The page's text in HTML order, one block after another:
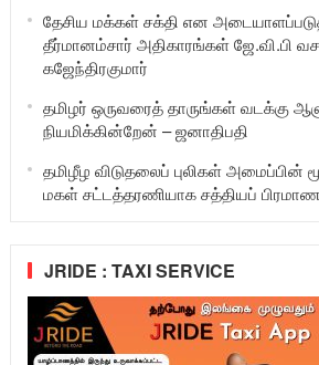
தேசிய மக்கள் சக்தி என
தீர்மானம்சார் அதிகாரங்கள் ஜே.வி.பி
கஜேந்திரகுமார்
தமிழர் ஒருவரைத் தாருங்கள் வடக்கு
நியமிக்கின்றேன் – ஜனாதிபதி
தமிழீழ விடுதலைப் புலிகள் அமைப்பின்
மகள் சட்டத்தரணியாக சத்தியப்
JRIDE : TAXI SERVICE